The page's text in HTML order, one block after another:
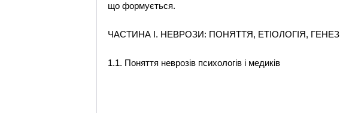
що формується.
ЧАСТИНА І. НЕВРОЗИ: ПОНЯТТЯ, ЕТІОЛОГІЯ,
1.1. Поняття неврозів психологів і медиків